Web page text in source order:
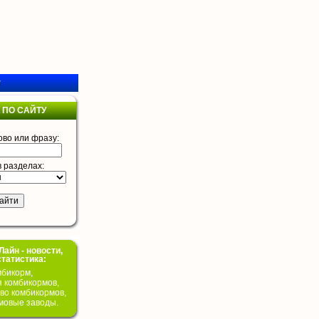
САЙТУ
или фразу:
разделах:
- новости,
комбикормов,
комбикормов,
заводы.